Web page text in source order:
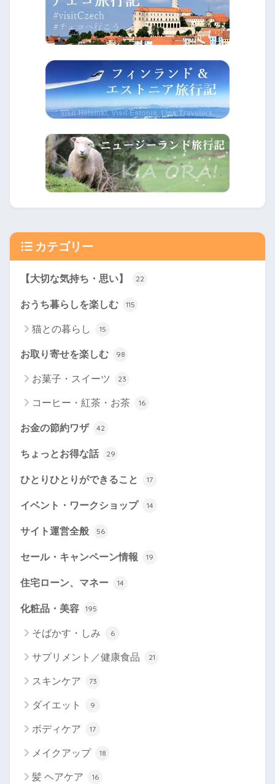
カテゴリー
【大切な気持ち・思い】 22
おうち暮らしを楽しむ 115
猫との暮らし 15
お取り寄せを楽しむ 98
お菓子・スイーツ 23
コーヒー・紅茶・お茶 16
お金の節約ワザ 42
ちょっとお得な話 29
ひとりひとりができること 17
イベント・ワークショップ 14
サイト運営全般 56
セール・キャンペーン情報 19
住宅ローン、マネー 14
化粧品・美容 195
そばかす・しみ 6
サプリメント／健康食品 21
スキンケア 73
ダイエット 9
ボディケア 17
メイクアップ 18
髪 ヘアケア 16